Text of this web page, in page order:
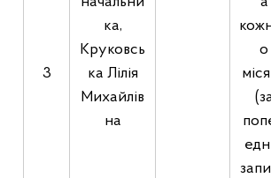
3
ка,
Круковсь
ка Лілія
Михайлів
на
о